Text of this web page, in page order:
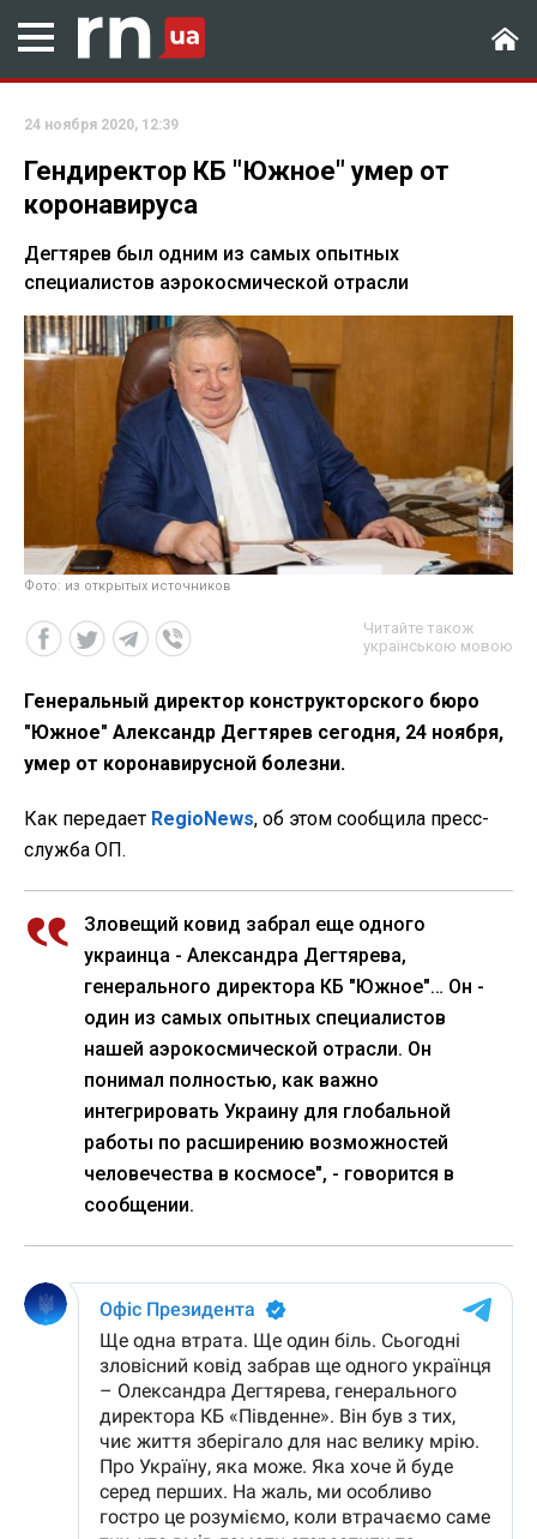
24 ноября 2020, 12:39
Гендиректор КБ "Южное" умер от
коронавируса
Дегтярев был одним из самых опытных
специалистов аэрокосмической отрасли
Фото: из открытых источников
Читайте також
українською мовою
Генеральный директор конструкторского бюро
"Южное" Александр Дегтярев сегодня, 24 ноября,
умер от коронавирусной болезни.
Как передает RegioNews, об этом сообщила пресс-
служба ОП.
Зловещий ковид забрал еще одного
украинца - Александра Дегтярева,
генерального директора КБ "Южное"… Он -
один из самых опытных специалистов
нашей аэрокосмической отрасли. Он
понимал полностью, как важно
интегрировать Украину для глобальной
работы по расширению возможностей
человечества в космосе", - говорится в
сообщении.